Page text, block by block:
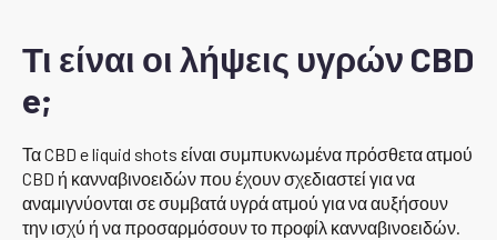
Τι είναι οι λήψεις υγρών CBD
e;
Τα CBD e liquid shots είναι συμπυκνωμένα πρόσθετα ατμού
CBD ή κανναβινοειδών που έχουν σχεδιαστεί για να
αναμιγνύονται σε συμβατά υγρά ατμού για να αυξήσουν
την ισχύ ή να προσαρμόσουν το προφίλ κανναβινοειδών.